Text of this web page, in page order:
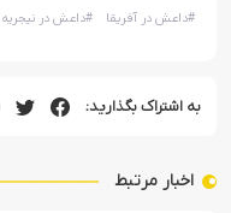
#داعش در آفریقا #داعش در نیجریه
به اشتراک بگذارید:
اخبار مرتبط